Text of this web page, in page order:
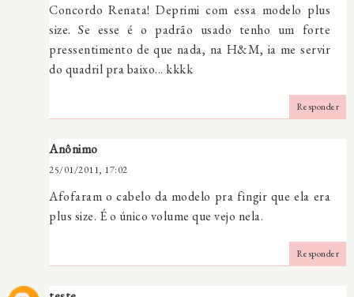
Concordo Renata! Deprimi com essa modelo plus
size. Se esse é o padrão usado tenho um forte
pressentimento de que nada, na H&M, ia me servir
do quadril pra baixo... kkkk
Responder
Anônimo
25/01/2011, 17:02
Afofaram o cabelo da modelo pra fingir que ela era
plus size. É o único volume que vejo nela.
Responder